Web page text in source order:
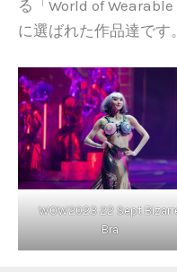
る「World of
に選ばれた作品達です。
WOW2023 22 Sept
Bra